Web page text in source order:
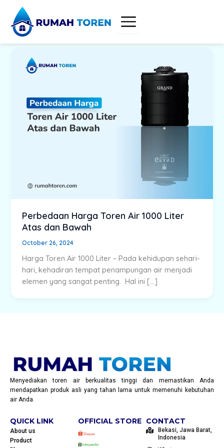
content
Perbedaan Harga Toren Air 1000 Liter
Atas dan Bawah
October 26, 2024
Harga Toren Air 1000 Liter – Pada kehidupan sehari-
hari, kehadiran tempat penampungan air menjadi
elemen yang sangat penting. Hal ini […]
Menyediakan toren air berkualitas tinggi dan memastikan Anda
mendapatkan produk asli yang tahan lama untuk memenuhi kebutuhan
air Anda.
QUICK LINK
About us
Product
OFFICIAL STORE CONTACT
Bekasi, Jawa Barat,
Indonesia